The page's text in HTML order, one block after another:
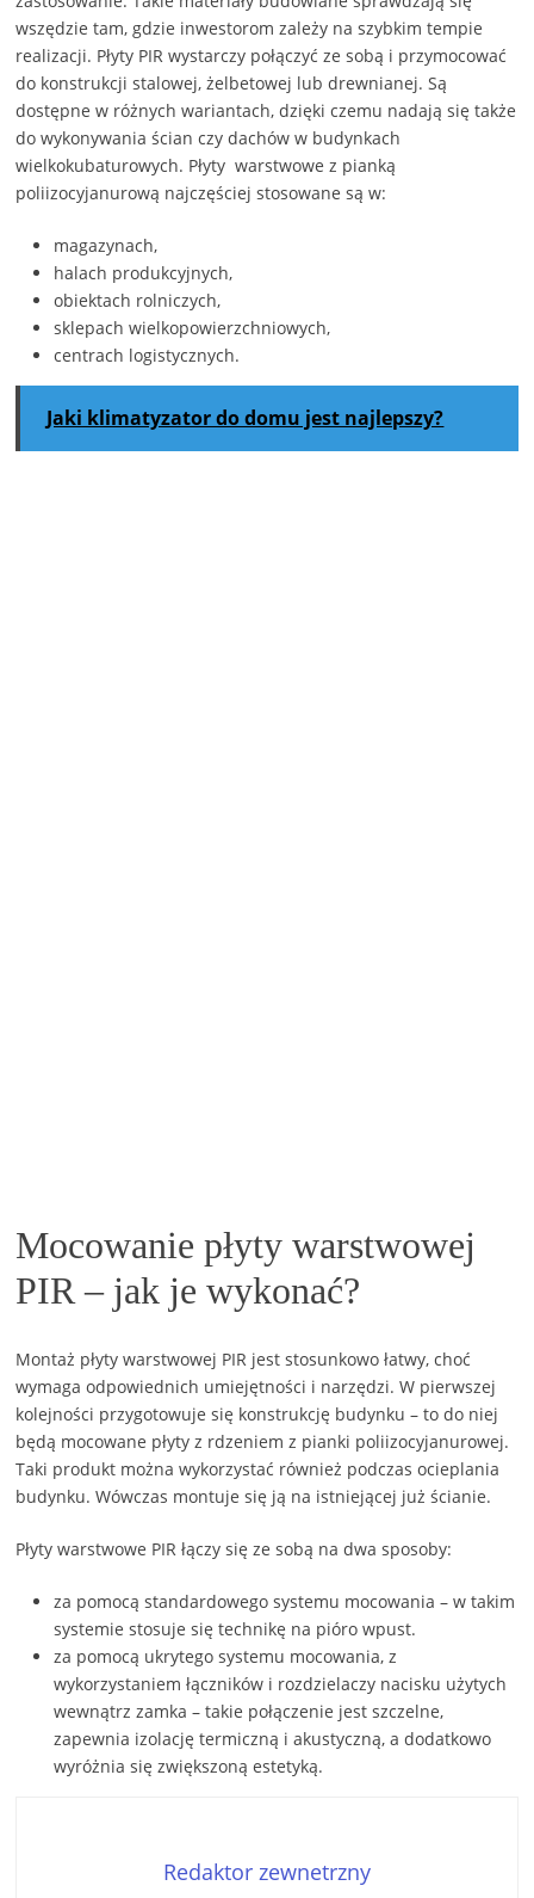
wszędzie tam, gdzie inwestorom zależy na szybkim tempie
realizacji. Płyty PIR wystarczy połączyć ze sobą i przymocować
do konstrukcji stalowej, żelbetowej lub drewnianej. Są
dostępne w różnych wariantach, dzięki czemu nadają się także
do wykonywania ścian czy dachów w budynkach
wielkokubaturowych. Płyty warstwowe z pianką
poliizocyjanurową najczęściej stosowane są w:
magazynach,
halach produkcyjnych,
obiektach rolniczych,
sklepach wielkopowierzchniowych,
centrach logistycznych.
Jaki klimatyzator do domu jest najlepszy?
Mocowanie płyty warstwowej
PIR – jak je wykonać?
Montaż płyty warstwowej PIR jest stosunkowo łatwy, choć
wymaga odpowiednich umiejętności i narzędzi. W pierwszej
kolejności przygotowuje się konstrukcję budynku – to do niej
będą mocowane płyty z rdzeniem z pianki poliizocyjanurowej.
Taki produkt można wykorzystać również podczas ocieplania
budynku. Wówczas montuje się ją na istniejącej już ścianie.
Płyty warstwowe PIR łączy się ze sobą na dwa sposoby:
za pomocą standardowego systemu mocowania – w takim
systemie stosuje się technikę na pióro wpust.
za pomocą ukrytego systemu mocowania, z
wykorzystaniem łączników i rozdzielaczy nacisku użytych
wewnątrz zamka – takie połączenie jest szczelne,
zapewnia izolację termiczną i akustyczną, a dodatkowo
wyróżnia się zwiększoną estetyką.
Redaktor zewnetrzny